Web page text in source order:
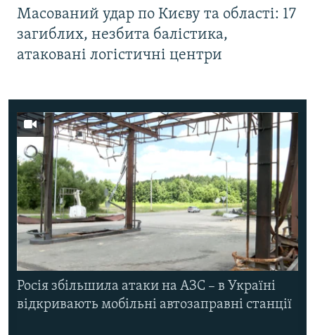
Масований удар по Києву та області: 17
загиблих, незбита балістика,
атаковані логістичні центри
Росія збільшила атаки на АЗС – в Україні
відкривають мобільні автозаправні станції